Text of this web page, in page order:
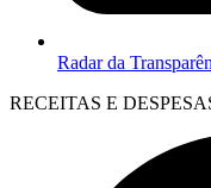
Radar da
RECEITAS E